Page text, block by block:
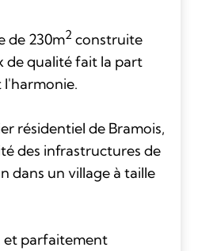
de 230m2 construite
de qualité fait la part
l'harmonie.
résidentiel de Bramois,
des infrastructures de
dans un village à taille
et parfaitement